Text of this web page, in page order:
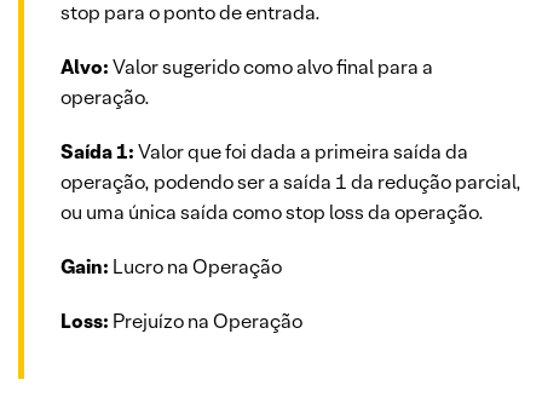
stop para o ponto de entrada.
Alvo:Valor sugerido como alvo final para a
operação.
Saída 1:Valor que foi dada a primeira saída da
operação, podendo ser a saída 1 da redução parcial,
ou uma única saída como stop loss da operação.
Gain: Lucro na Operação
Loss: Prejuízo na Operação